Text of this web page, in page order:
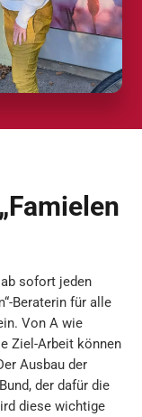
sofort jeden
Beraterin für alle
Von A wie
Ziel-Arbeit können
Ausbau der
der dafür die
diese wichtige